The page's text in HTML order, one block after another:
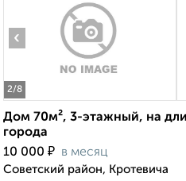
2/8
‹
Дом 70м², 3-этажный, на
города
10 000 ₽ в месяц
Советский район, Кротевича